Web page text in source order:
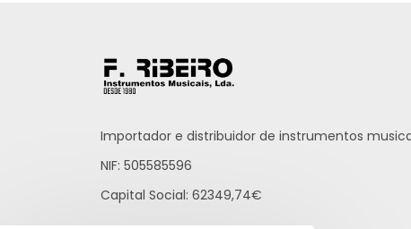
Importador e distribuidor de instrumentos
NIF: 505585596
Capital Social: 62349,74€